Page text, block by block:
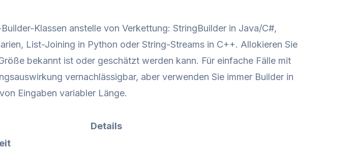
Klassen anstelle von Verkettung: StringBuilder in Java/C#,
List-Joining in Python oder String-Streams in C++. Allokieren Sie
bekannt ist oder geschätzt werden kann. Für einfache Fälle mit
vernachlässigbar, aber verwenden Sie immer Builder in
Eingaben variabler Länge.
Details